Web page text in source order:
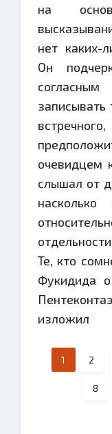
на
нет каких-
Он
записывать
очевидцем
слышал от
насколько
Те, кто
Фукидида
изложил
1 2
8